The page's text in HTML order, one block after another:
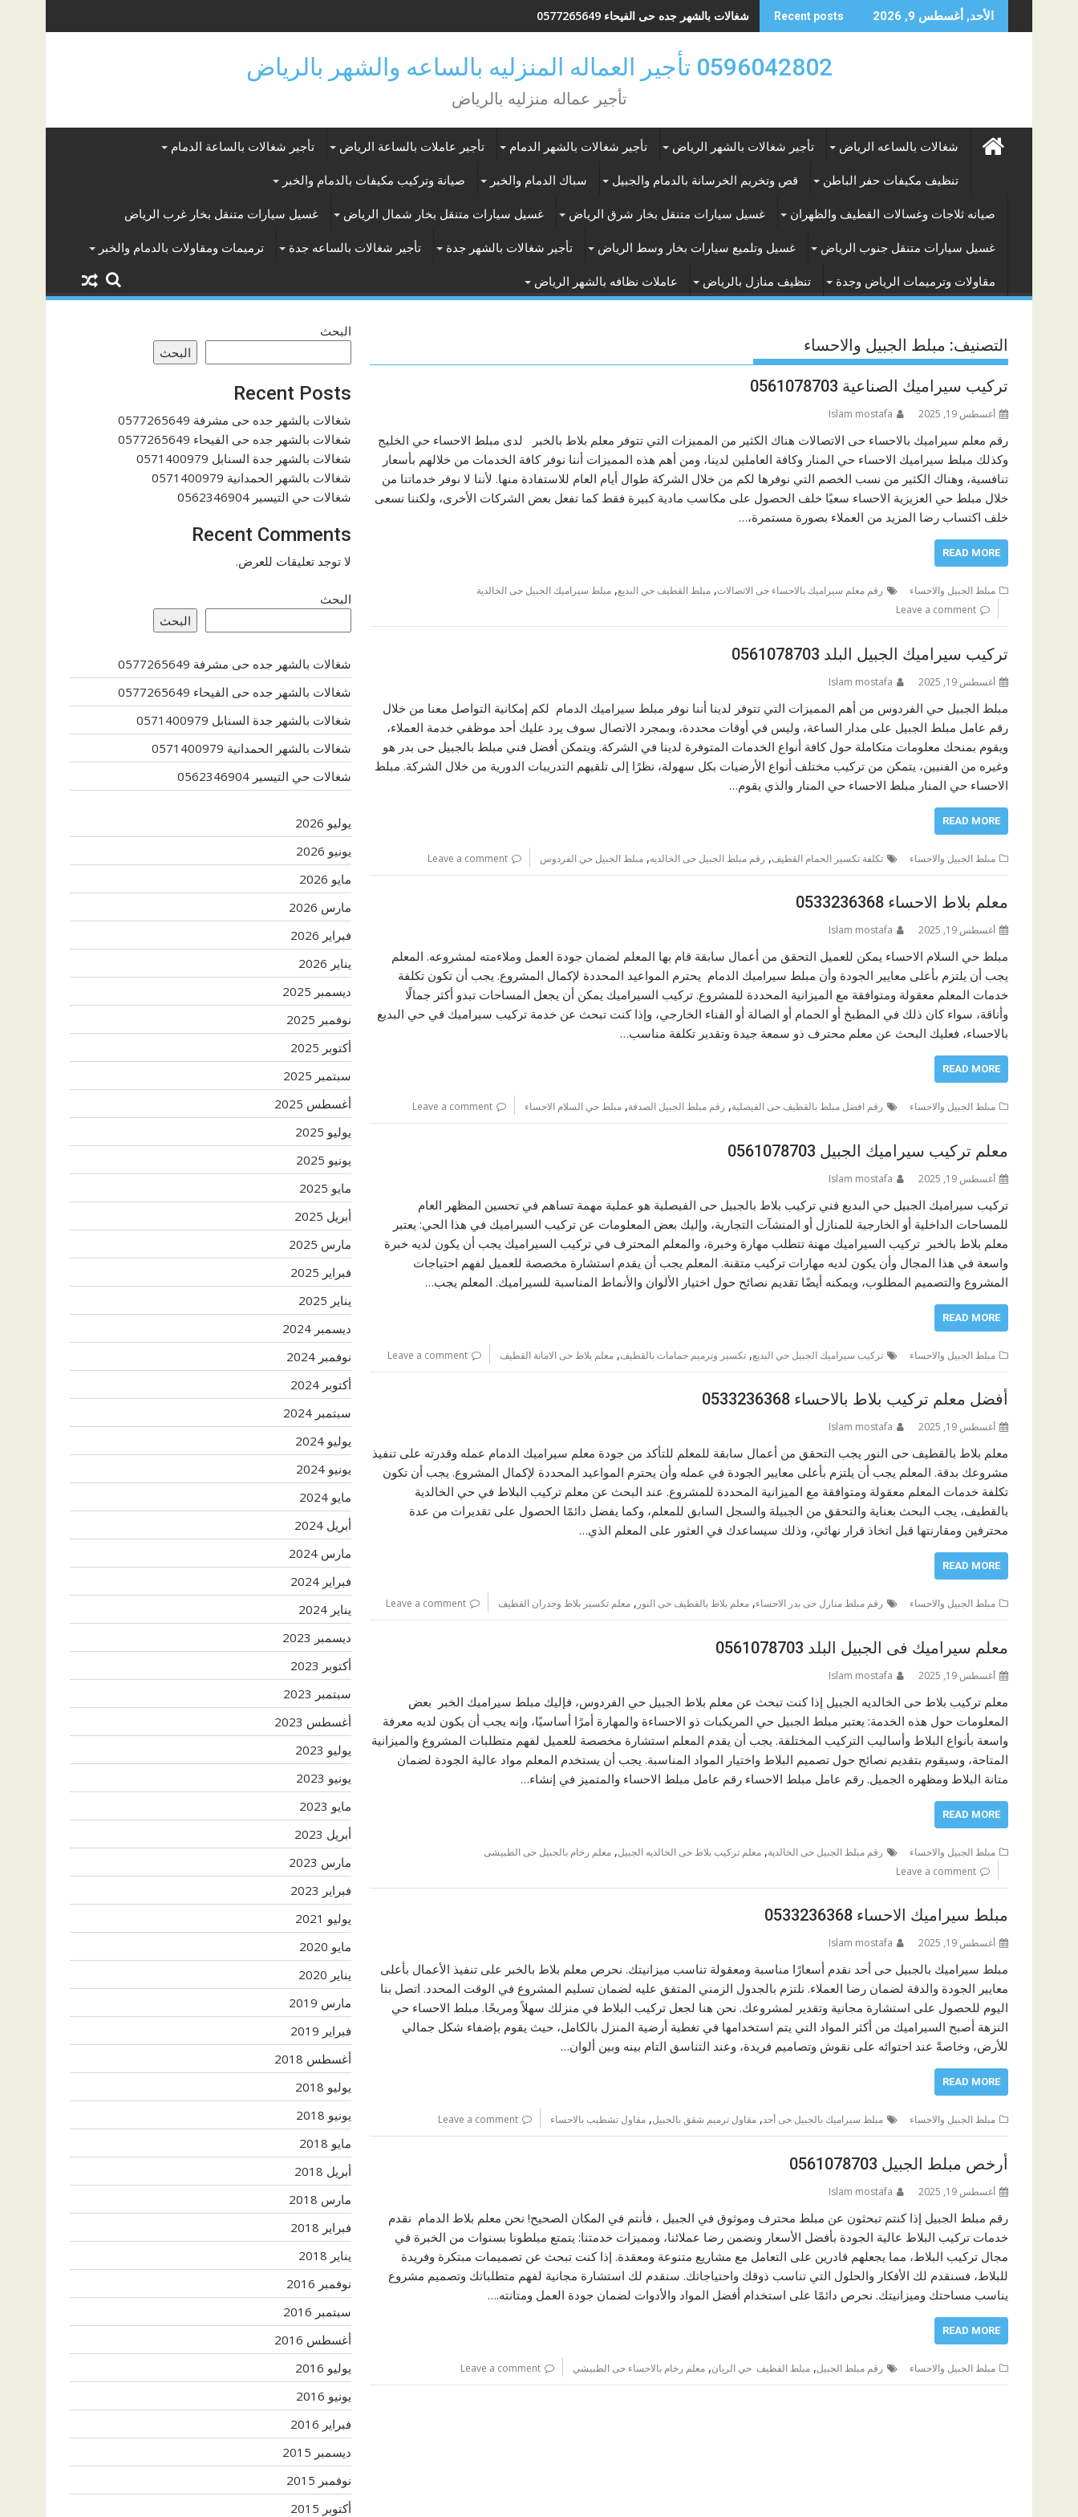
to
الأحد, أغسطس 9, 2026 Recent posts شغالات بالشهر جده حى الفيحاء 0577265649
0596042802 تأجير العماله المنزليه بالساعه والشهر بالرياض
تأجير عماله منزليه بالرياض
شغالات بالساعه الرياض تأجير شغالات بالشهر الرياض تأجير شغالات بالشهر الدمام تأجير عاملات بالساعة الرياض تأجير شغالات بالساعة الدمام
تنظيف مكيفات حفر الباطن قص وتخريم الخرسانة بالدمام والجبيل سباك الدمام والخبر صيانة وتركيب مكيفات بالدمام والخبر
صيانه ثلاجات وغسالات القطيف والظهران غسيل سيارات متنقل بخار شرق الرياض غسيل سيارات متنقل بخار شمال الرياض غسيل سيارات متنقل بخار غرب الرياض
غسيل سيارات متنقل جنوب الرياض غسيل وتلميع سيارات بخار وسط الرياض تأجير شغالات بالشهر جدة تأجير شغالات بالساعه جدة ترميمات ومقاولات بالدمام والخبر
مقاولات وترميمات الرياض وجدة تنظيف منازل بالرياض عاملات نظافه بالشهر الرياض
التصنيف: مبلط الجبيل والاحساء
تركيب سيراميك الصناعية 0561078703
أغسطس 19, 2025 Islam mostafa
رقم معلم سيراميك بالاحساء حى الاتصالات هناك الكثير من المميزات التي تتوفر معلم بلاط بالخبر لدى مبلط الاحساء حي الخليج
وكذلك مبلط سيراميك الاحساء حي المنار وكافة العاملين لدينا، ومن أهم هذه المميزات أننا نوفر كافة الخدمات من خلالهم بأسعار
تنافسية، وهناك الكثير من نسب الخصم التي نوفرها لكم من خلال الشركة طوال أيام العام للاستفادة منها. لأننا لا نوفر خدماتنا من
خلال مبلط حي العزيزية الاحساء سعيًا خلف الحصول على مكاسب مادية كبيرة فقط كما تفعل بعض الشركات الأخرى، ولكننا نسعى
خلف اكتساب رضا المزيد من العملاء بصورة مستمرة،…
READ MORE
مبلط الجبيل والاحساء رقم معلم سيراميك بالاحساء حى الاتصالات, مبلط القطيف حي البديع, مبلط سيراميك الجبيل حى الخالدية
Leave a comment
تركيب سيراميك الجبيل البلد 0561078703
أغسطس 19, 2025 Islam mostafa
مبلط الجبيل حي الفردوس من أهم المميزات التي تتوفر لدينا أننا نوفر مبلط سيراميك الدمام لكم إمكانية التواصل معنا من خلال
رقم عامل مبلط الجبيل على مدار الساعة، وليس في أوقات محددة، وبمجرد الاتصال سوف يرد عليك أحد موظفي خدمة العملاء،
ويقوم بمنحك معلومات متكاملة حول كافة أنواع الخدمات المتوفرة لدينا في الشركة. ويتمكن أفضل فني مبلط بالجبيل حى بدر هو
وغيره من الفنيين، يتمكن من تركيب مختلف أنواع الأرضيات بكل سهولة، نظرًا إلى تلقيهم التدريبات الدورية من خلال الشركة. مبلط
الاحساء حي المنار مبلط الاحساء حي المنار والذي يقوم…
READ MORE
مبلط الجبيل والاحساء تكلفة تكسير الحمام القطيف, رقم مبلط الجبيل حى الخالديه, مبلط الجبيل حي الفردوس Leave a comment
معلم بلاط الاحساء 0533236368
أغسطس 19, 2025 Islam mostafa
مبلط حي السلام الاحساء يمكن للعميل التحقق من أعمال سابقة قام بها المعلم لضمان جودة العمل وملاءمته لمشروعه. المعلم
يجب أن يلتزم بأعلى معايير الجودة وأن مبلط سيراميك الدمام يحترم المواعيد المحددة لإكمال المشروع. يجب أن تكون تكلفة
خدمات المعلم معقولة ومتوافقة مع الميزانية المحددة للمشروع. تركيب السيراميك يمكن أن يجعل المساحات تبدو أكثر جمالًا
وأناقة، سواء كان ذلك في المطبخ أو الحمام أو الصالة أو الفناء الخارجي، وإذا كنت تبحث عن خدمة تركيب سيراميك في حي البديع
بالاحساء، فعليك البحث عن معلم محترف ذو سمعة جيدة وتقدير تكلفة مناسب…
READ MORE
مبلط الجبيل والاحساء رقم افضل مبلط بالقطيف حى الفيصلية, رقم مبلط الجبيل الصدفة, مبلط حي السلام الاحساء Leave a comment
معلم تركيب سيراميك الجبيل 0561078703
أغسطس 19, 2025 Islam mostafa
تركيب سيراميك الجبيل حي البديع فني تركيب بلاط بالجبيل حى الفيصلية هو عملية مهمة تساهم في تحسين المظهر العام
للمساحات الداخلية أو الخارجية للمنازل أو المنشآت التجارية، وإليك بعض المعلومات عن تركيب السيراميك في هذا الحي: يعتبر
معلم بلاط بالخبر تركيب السيراميك مهنة تتطلب مهارة وخبرة، والمعلم المحترف في تركيب السيراميك يجب أن يكون لديه خبرة
واسعة في هذا المجال وأن يكون لديه مهارات تركيب متقنة. المعلم يجب أن يقدم استشارة مخصصة للعميل لفهم احتياجات
المشروع والتصميم المطلوب، ويمكنه أيضًا تقديم نصائح حول اختيار الألوان والأنماط المناسبة للسيراميك. المعلم يجب…
READ MORE
مبلط الجبيل والاحساء تركيب سيراميك الجبيل حي البديع, تكسير وترميم حمامات بالقطيف, معلم بلاط حى الامانة القطيف Leave a comment
أفضل معلم تركيب بلاط بالاحساء 0533236368
أغسطس 19, 2025 Islam mostafa
معلم بلاط بالقطيف حى النور يجب التحقق من أعمال سابقة للمعلم للتأكد من جودة معلم سيراميك الدمام عمله وقدرته على تنفيذ
مشروعك بدقة. المعلم يجب أن يلتزم بأعلى معايير الجودة في عمله وأن يحترم المواعيد المحددة لإكمال المشروع. يجب أن تكون
تكلفة خدمات المعلم معقولة ومتوافقة مع الميزانية المحددة للمشروع. عند البحث عن معلم تركيب البلاط في حي الخالدية
بالقطيف، يجب البحث بعناية والتحقق من الجبيلة والسجل السابق للمعلم، وكما يفضل دائمًا الحصول على تقديرات من عدة
محترفين ومقارنتها قبل اتخاذ قرار نهائي، وذلك سيساعدك في العثور على المعلم الذي…
READ MORE
مبلط الجبيل والاحساء رقم مبلط منازل حى بدر الاحساء, معلم بلاط بالقطيف حى النور , معلم تكسير بلاط وجدران القطيف Leave a comment
معلم سيراميك فى الجبيل البلد 0561078703
أغسطس 19, 2025 Islam mostafa
معلم تركيب بلاط حى الخالديه الجبيل إذا كنت تبحث عن معلم بلاط الجبيل حي الفردوس، فإليك مبلط سيراميك الخبر بعض
المعلومات حول هذه الخدمة: يعتبر مبلط الجبيل حي المريكبات ذو الاحساءة والمهارة أمرًا أساسيًا، وإنه يجب أن يكون لديه معرفة
واسعة بأنواع البلاط وأساليب التركيب المختلفة. يجب أن يقدم المعلم استشارة مخصصة للعميل لفهم متطلبات المشروع والميزانية
المتاحة، وسيقوم بتقديم نصائح حول تصميم البلاط واختيار المواد المناسبة. يجب أن يستخدم المعلم مواد عالية الجودة لضمان
متانة البلاط ومظهره الجميل. رقم عامل مبلط الاحساء رقم عامل مبلط الاحساء والمتميز في إنشاء…
READ MORE
مبلط الجبيل والاحساء رقم مبلط الجبيل حى الخالدية, معلم تركيب بلاط حى الخالديه الجبيل, معلم رخام بالجبيل حى الطبيشى
Leave a comment
مبلط سيراميك الاحساء 0533236368
أغسطس 19, 2025 Islam mostafa
مبلط سيراميك بالجبيل حى أحد نقدم أسعارًا مناسبة ومعقولة تناسب ميزانيتك. نحرص معلم بلاط بالخبر على تنفيذ الأعمال بأعلى
معايير الجودة والدقة لضمان رضا العملاء. نلتزم بالجدول الزمني المتفق عليه لضمان تسليم المشروع في الوقت المحدد. اتصل بنا
اليوم للحصول على استشارة مجانية وتقدير لمشروعك. نحن هنا لجعل تركيب البلاط في منزلك سهلاً ومريحًا. مبلط الاحساء حي
النزهة أصبح السيراميك من أكثر المواد التي يتم استخدامها في تغطية أرضية المنزل بالكامل، حيث يقوم بإضفاء شكل جمالي
للأرض، وخاصةً عند احتوائه على نقوش وتصاميم فريدة، وعند التناسق التام بينه وبين ألوان…
READ MORE
مبلط الجبيل والاحساء مبلط سيراميك بالجبيل حى أحد, مقاول ترميم شقق بالجبيل, مقاول تشطيب بالاحساء Leave a comment
أرخص مبلط الجبيل 0561078703
أغسطس 19, 2025 Islam mostafa
رقم مبلط الجبيل إذا كنتم تبحثون عن مبلط محترف وموثوق في الجبيل ، فأنتم في المكان الصحيح! نحن معلم بلاط الدمام نقدم
خدمات تركيب البلاط عالية الجودة بأفضل الأسعار ونضمن رضا عملائنا، ومميزات خدمتنا: يتمتع مبلطونا بسنوات من الخبرة في
مجال تركيب البلاط، مما يجعلهم قادرين على التعامل مع مشاريع متنوعة ومعقدة. إذا كنت تبحث عن تصميمات مبتكرة وفريدة
للبلاط، فسنقدم لك الأفكار والحلول التي تناسب ذوقك واحتياجاتك. سنقدم لك استشارة مجانية لفهم متطلباتك وتصميم مشروع
يناسب مساحتك وميزانيتك. نحرص دائمًا على استخدام أفضل المواد والأدوات لضمان جودة العمل ومتانته.…
READ MORE
مبلط الجبيل والاحساء رقم مبلط الجبيل, مبلط القطيف حي الريان, معلم رخام بالاحساء حى الطبيشي Leave a comment
البحث
البحث
Recent Posts
شغالات بالشهر جده حى مشرفة 0577265649
شغالات بالشهر جده حى الفيحاء 0577265649
شغالات بالشهر جدة السنابل 0571400979
شغالات بالشهر الحمدانية 0571400979
شغالات حي التيسير 0562346904
Recent Comments
لا توجد تعليقات للعرض.
البحث
البحث
شغالات بالشهر جده حى مشرفة 0577265649
شغالات بالشهر جده حى الفيحاء 0577265649
شغالات بالشهر جدة السنابل 0571400979
شغالات بالشهر الحمدانية 0571400979
شغالات حي التيسير 0562346904
يوليو 2026
يونيو 2026
مايو 2026
مارس 2026
فبراير 2026
يناير 2026
ديسمبر 2025
نوفمبر 2025
أكتوبر 2025
سبتمبر 2025
أغسطس 2025
يوليو 2025
يونيو 2025
مايو 2025
أبريل 2025
مارس 2025
فبراير 2025
يناير 2025
ديسمبر 2024
نوفمبر 2024
أكتوبر 2024
سبتمبر 2024
يوليو 2024
يونيو 2024
مايو 2024
أبريل 2024
مارس 2024
فبراير 2024
يناير 2024
ديسمبر 2023
أكتوبر 2023
سبتمبر 2023
أغسطس 2023
يوليو 2023
يونيو 2023
مايو 2023
أبريل 2023
مارس 2023
فبراير 2023
يوليو 2021
مايو 2020
يناير 2020
مارس 2019
فبراير 2019
أغسطس 2018
يوليو 2018
يونيو 2018
مايو 2018
أبريل 2018
مارس 2018
فبراير 2018
يناير 2018
نوفمبر 2016
سبتمبر 2016
أغسطس 2016
يوليو 2016
يونيو 2016
فبراير 2016
ديسمبر 2015
نوفمبر 2015
أكتوبر 2015